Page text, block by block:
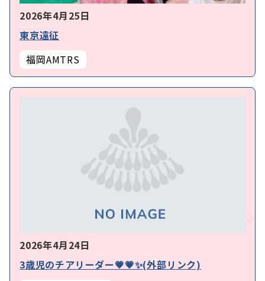
2026年4月25日
東京遠征
福岡AMTRS
2026年4月24日
3歳児のチアリーダー💗💗✨(外部リンク)